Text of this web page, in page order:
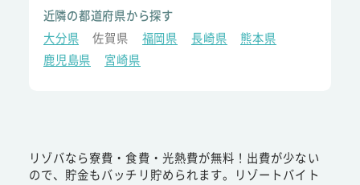
近隣の都道府県から探す
大分県
佐賀県 福岡県 長崎県
熊本県
鹿児島県
宮崎県
リゾバなら寮費・食費・光熱費が無料！出費が少ない
ので、貯金もバッチリ貯められます。リゾートバイト